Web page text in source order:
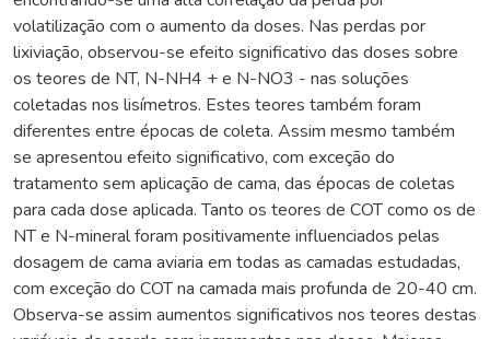
volatilização com o aumento da doses. Nas perdas por
lixiviação, observou-se efeito significativo das doses sobre
os teores de NT, N-NH4 + e N-NO3 - nas soluções
coletadas nos lisímetros. Estes teores também foram
diferentes entre épocas de coleta. Assim mesmo também
se apresentou efeito significativo, com exceção do
tratamento sem aplicação de cama, das épocas de coletas
para cada dose aplicada. Tanto os teores de COT como os de
NT e N-mineral foram positivamente influenciados pelas
dosagem de cama aviaria em todas as camadas estudadas,
com exceção do COT na camada mais profunda de 20-40 cm.
Observa-se assim aumentos significativos nos teores destas